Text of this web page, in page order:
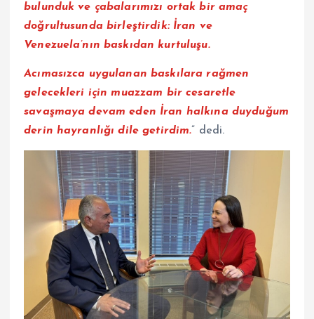
bulunduk ve çabalarımızı ortak bir amaç
doğrultusunda birleştirdik: İran ve
Venezuela’nın baskıdan kurtuluşu.
Acımasızca uygulanan baskılara rağmen
gelecekleri için muazzam bir cesaretle
savaşmaya devam eden İran halkına duyduğum
derin hayranlığı dile getirdim.” dedi.